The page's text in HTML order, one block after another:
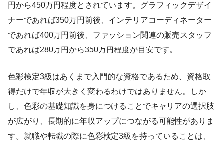
円から450万円程度とされています。グラフィックデザイ
ナーであれば350万円前後、インテリアコーディネーター
であれば400万円前後、ファッション関連の販売スタッフ
であれば280万円から350万円程度が目安です。
色彩検定3級はあくまで入門的な資格であるため、資格取
得だけで年収が大きく変わるわけではありません。しか
し、色彩の基礎知識を身につけることでキャリアの選択肢
が広がり、長期的に年収アップにつながる可能性がありま
す。就職や転職の際に色彩検定3級を持っていることは、